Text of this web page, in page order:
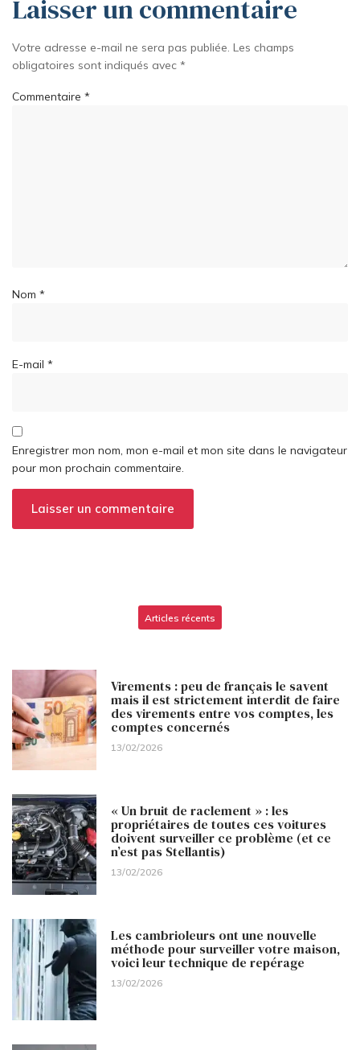
Laisser un commentaire
Votre adresse e-mail ne sera pas publiée. Les champs
obligatoires sont indiqués avec *
Commentaire *
Nom *
E-mail *
Enregistrer mon nom, mon e-mail et mon site dans le navigateur
pour mon prochain commentaire.
Articles récents
Virements : peu de français le savent
mais il est strictement interdit de faire
des virements entre vos comptes, les
comptes concernés
13/02/2026
« Un bruit de raclement » : les
propriétaires de toutes ces voitures
doivent surveiller ce problème (et ce
n’est pas Stellantis)
13/02/2026
Les cambrioleurs ont une nouvelle
méthode pour surveiller votre maison,
voici leur technique de repérage
13/02/2026